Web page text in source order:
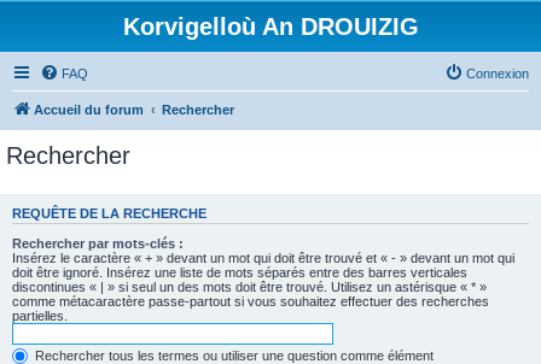
Korvigelloù An DROUIZIG
FAQ Connexion
Accueil du forum Rechercher
Rechercher
REQUÊTE DE LA RECHERCHE
Rechercher par mots-clés :
Insérez le caractère « + » devant un mot qui doit être trouvé et « - » devant un mot qui
doit être ignoré. Insérez une liste de mots séparés entre des barres verticales
discontinues « | » si seul un des mots doit être trouvé. Utilisez un astérisque « * »
comme métacaractère passe-partout si vous souhaitez effectuer des recherches
partielles.
Rechercher tous les termes ou utiliser une question comme élément